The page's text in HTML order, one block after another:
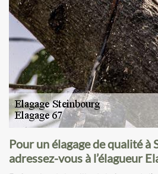
Pour un élagage de qualité à
adressez-vous à l’élagueur